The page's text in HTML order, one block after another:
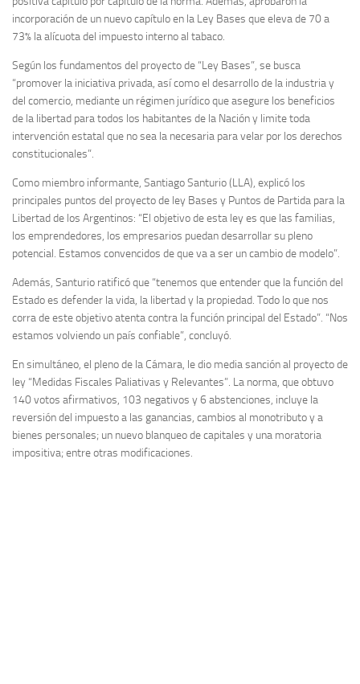
incorporación de un nuevo capítulo en la Ley Bases que eleva de 70 a
73% la alícuota del impuesto interno al tabaco.
Según los fundamentos del proyecto de “Ley Bases”, se busca
“promover la iniciativa privada, así como el desarrollo de la industria y
del comercio, mediante un régimen jurídico que asegure los beneficios
de la libertad para todos los habitantes de la Nación y limite toda
intervención estatal que no sea la necesaria para velar por los derechos
constitucionales”.
Como miembro informante, Santiago Santurio (LLA), explicó los
principales puntos del proyecto de ley Bases y Puntos de Partida para la
Libertad de los Argentinos: “El objetivo de esta ley es que las familias,
los emprendedores, los empresarios puedan desarrollar su pleno
potencial. Estamos convencidos de que va a ser un cambio de modelo”.
Además, Santurio ratificó que “tenemos que entender que la función del
Estado es defender la vida, la libertad y la propiedad. Todo lo que nos
corra de este objetivo atenta contra la función principal del Estado”. “Nos
estamos volviendo un país confiable”, concluyó.
En simultáneo, el pleno de la Cámara, le dio media sanción al proyecto de
ley “Medidas Fiscales Paliativas y Relevantes”. La norma, que obtuvo
140 votos afirmativos, 103 negativos y 6 abstenciones, incluye la
reversión del impuesto a las ganancias, cambios al monotributo y a
bienes personales; un nuevo blanqueo de capitales y una moratoria
impositiva; entre otras modificaciones.